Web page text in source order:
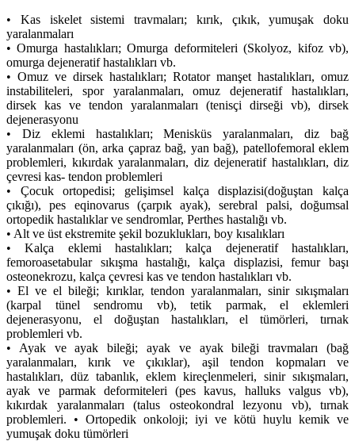
• Kas iskelet sistemi travmaları; kırık, çıkık, yumuşak doku
yaralanmaları
• Omurga hastalıkları; Omurga deformiteleri (Skolyoz, kifoz vb),
omurga dejeneratif hastalıkları vb.
• Omuz ve dirsek hastalıkları; Rotator manşet hastalıkları, omuz
instabiliteleri, spor yaralanmaları, omuz dejeneratif hastalıkları,
dirsek kas ve tendon yaralanmaları (tenisçi dirseği vb), dirsek
dejenerasyonu
• Diz eklemi hastalıkları; Menisküs yaralanmaları, diz bağ
yaralanmaları (ön, arka çapraz bağ, yan bağ), patellofemoral eklem
problemleri, kıkırdak yaralanmaları, diz dejeneratif hastalıkları, diz
çevresi kas- tendon problemleri
• Çocuk ortopedisi; gelişimsel kalça displazisi(doğuştan kalça
çıkığı), pes eqinovarus (çarpık ayak), serebral palsi, doğumsal
ortopedik hastalıklar ve sendromlar, Perthes hastalığı vb.
• Alt ve üst ekstremite şekil bozuklukları, boy kısalıkları
• Kalça eklemi hastalıkları; kalça dejeneratif hastalıkları,
femoroasetabular sıkışma hastalığı, kalça displazisi, femur başı
osteonekrozu, kalça çevresi kas ve tendon hastalıkları vb.
• El ve el bileği; kırıklar, tendon yaralanmaları, sinir sıkışmaları
(karpal tünel sendromu vb), tetik parmak, el eklemleri
dejenerasyonu, el doğuştan hastalıkları, el tümörleri, tırnak
problemleri vb.
• Ayak ve ayak bileği; ayak ve ayak bileği travmaları (bağ
yaralanmaları, kırık ve çıkıklar), aşil tendon kopmaları ve
hastalıkları, düz tabanlık, eklem kireçlenmeleri, sinir sıkışmaları,
ayak ve parmak deformiteleri (pes kavus, halluks valgus vb),
kıkırdak yaralanmaları (talus osteokondral lezyonu vb), tırnak
problemleri. • Ortopedik onkoloji; iyi ve kötü huylu kemik ve
yumuşak doku tümörleri